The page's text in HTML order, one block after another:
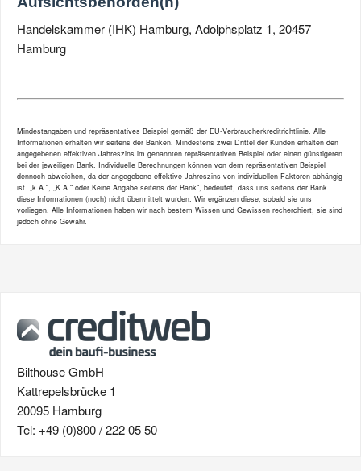
Handelskammer (IHK) Hamburg, Adolphsplatz 1, 20457
Hamburg
Mindestangaben und repräsentatives Beispiel gemäß der EU-Verbraucherkreditrichtlinie. Alle
Informationen erhalten wir seitens der Banken. Mindestens zwei Drittel der Kunden erhalten den
angegebenen effektiven Jahreszins im genannten repräsentativen Beispiel oder einen günstigeren
bei der jeweiligen Bank. Individuelle Berechnungen können von dem repräsentativen Beispiel
dennoch abweichen, da der angegebene effektive Jahreszins von individuellen Faktoren abhängig
ist. „k.A.“, „K.A.“ oder Keine Angabe seitens der Bank“, bedeutet, dass uns seitens der Bank
diese Informationen (noch) nicht übermittelt wurden. Wir ergänzen diese, sobald sie uns
vorliegen. Alle Informationen haben wir nach bestem Wissen und Gewissen recherchiert, sie sind
jedoch ohne Gewähr.
Bilthouse GmbH
Kattrepelsbrücke 1
20095 Hamburg
Tel: +49 (0)800 / 222 05 50